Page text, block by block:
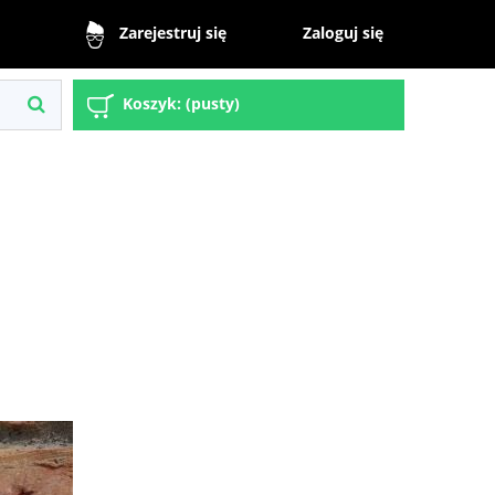
Zarejestruj się Zaloguj się
Koszyk: (pusty)